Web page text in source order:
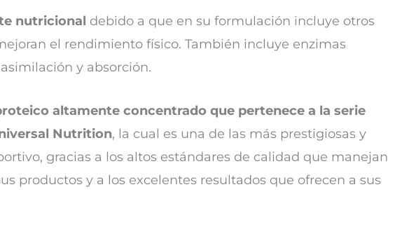
nutricional debido a que en su formulación incluye otros
el rendimiento físico. También incluye enzimas
y absorción.
altamente concentrado que pertenece a la serie
Nutrition, la cual es una de las más prestigiosas y
gracias a los altos estándares de calidad que manejan
productos y a los excelentes resultados que ofrecen a sus